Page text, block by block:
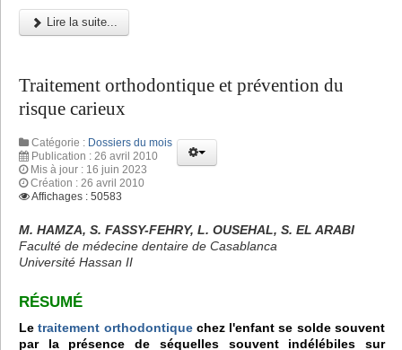
Lire la suite...
Traitement orthodontique et prévention du
risque carieux
Catégorie : Dossiers du mois
Publication : 26 avril 2010
Mis à jour : 16 juin 2023
Création : 26 avril 2010
Affichages : 50583
M. HAMZA, S. FASSY-FEHRY, L. OUSEHAL, S. EL ARABI
Faculté de médecine dentaire de Casablanca
Université Hassan II
RÉSUMÉ
Letraitement orthodontiquechez l'enfant se solde souvent
par la présence de séquelles souvent indélébiles sur